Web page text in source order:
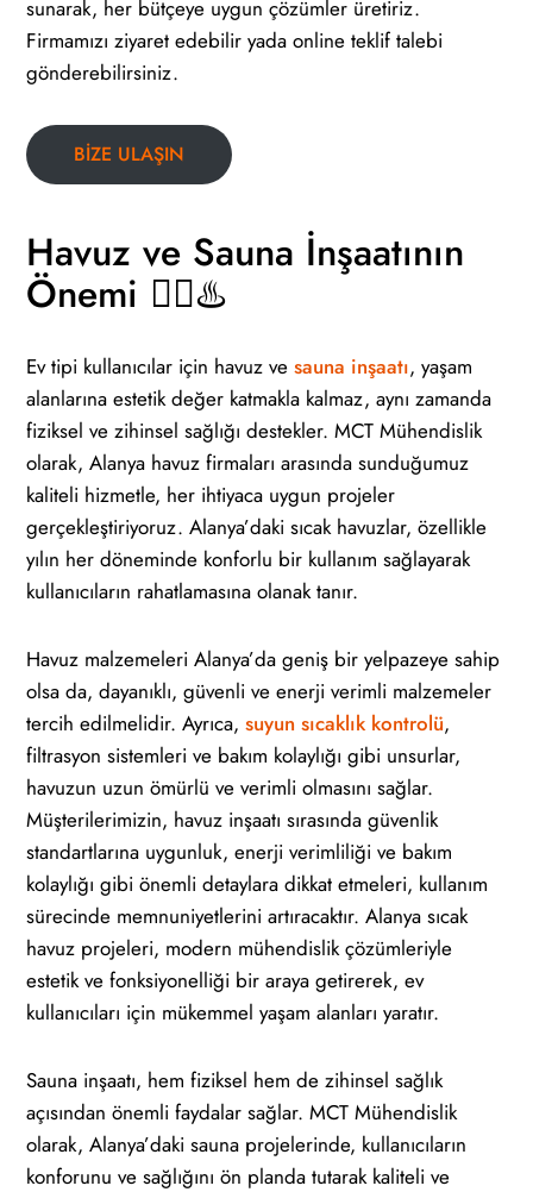
sunarak, her bütçeye uygun çözümler üretiriz.
Firmamızı ziyaret edebilir yada online teklif talebi
gönderebilirsiniz.
BİZE ULAŞIN
Havuz ve Sauna İnşaatının
Önemi 🏊‍♀️♨️
Ev tipi kullanıcılar için havuz vesauna inşaatı, yaşam
alanlarına estetik değer katmakla kalmaz, aynı zamanda
fiziksel ve zihinsel sağlığı destekler. MCT Mühendislik
olarak, Alanya havuz firmaları arasında sunduğumuz
kaliteli hizmetle, her ihtiyaca uygun projeler
gerçekleştiriyoruz. Alanya’daki sıcak havuzlar, özellikle
yılın her döneminde konforlu bir kullanım sağlayarak
kullanıcıların rahatlamasına olanak tanır.
Havuz malzemeleri Alanya’da geniş bir yelpazeye sahip
olsa da, dayanıklı, güvenli ve enerji verimli malzemeler
tercih edilmelidir. Ayrıca,suyun sıcaklık kontrolü,
filtrasyon sistemleri ve bakım kolaylığı gibi unsurlar,
havuzun uzun ömürlü ve verimli olmasını sağlar.
Müşterilerimizin, havuz inşaatı sırasında güvenlik
standartlarına uygunluk, enerji verimliliği ve bakım
kolaylığı gibi önemli detaylara dikkat etmeleri, kullanım
sürecinde memnuniyetlerini artıracaktır. Alanya sıcak
havuz projeleri, modern mühendislik çözümleriyle
estetik ve fonksiyonelliği bir araya getirerek, ev
kullanıcıları için mükemmel yaşam alanları yaratır.
Sauna inşaatı, hem fiziksel hem de zihinsel sağlık
açısından önemli faydalar sağlar. MCT Mühendislik
olarak, Alanya’daki sauna projelerinde, kullanıcıların
konforunu ve sağlığını ön planda tutarak kaliteli ve